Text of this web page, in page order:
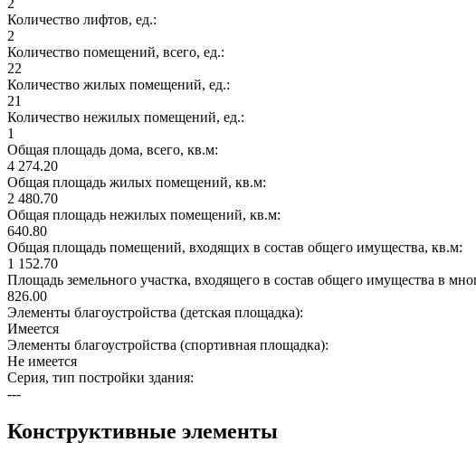
Количество лифтов, ед.:
2
Количество помещений, всего, ед.:
22
Количество жилых помещений, ед.:
21
Количество нежилых помещений, ед.:
1
Общая площадь дома, всего, кв.м:
4 274.20
Общая площадь жилых помещений, кв.м:
2 480.70
Общая площадь нежилых помещений, кв.м:
640.80
Общая площадь помещений, входящих в состав общего имущества, кв.м:
1 152.70
Площадь земельного участка, входящего в состав общего имущества в
826.00
Элементы благоустройства (детская площадка):
Имеется
Элементы благоустройства (спортивная площадка):
Не имеется
Серия, тип постройки здания:
---
Конструктивные элементы